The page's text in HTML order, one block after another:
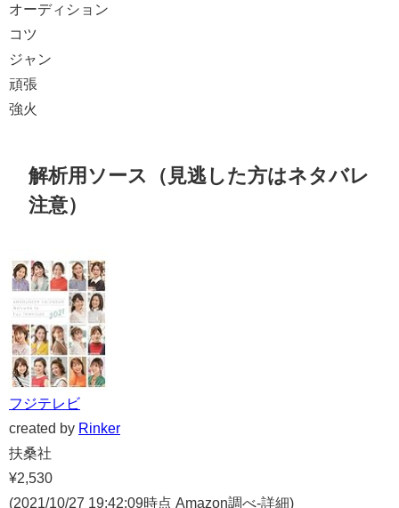
オーディション
コツ
ジャン
頑張
強火
解析用ソース（見逃した方はネタバレ
注意）
フジテレビ
created by Rinker
扶桑社
¥2,530
(2021/10/27 19:42:09時点 Amazon調べ-詳細)